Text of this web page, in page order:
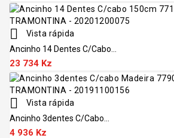

Vista rápida
Ancinho 14 Dentes C/cabo...
23 734 Kz

Vista rápida
Ancinho 3dentes C/cabo...
4 936 Kz